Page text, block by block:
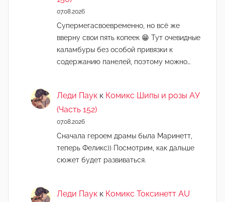
07.08.2026
Супермегасвоевременно, но всё же
вверну свои пять копеек 😁 Тут очевидные
каламбуры без особой привязки к
содержанию панелей, поэтому можно…
Леди Паук к Комикс Шипы и розы АУ
(Часть 152)
07.08.2026
Сначала героем драмы была Маринетт,
теперь Феликс)) Посмотрим, как дальше
сюжет будет развиваться.
Леди Паук к Комикс Токсинетт AU